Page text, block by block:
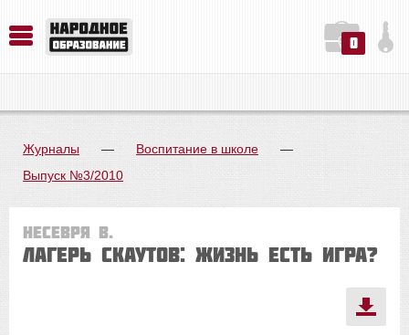
0
Журналы — Воспитание в школе
—
Выпуск №3/2010
Несевря В.
Лагерь скаутов: жизнь есть игра?